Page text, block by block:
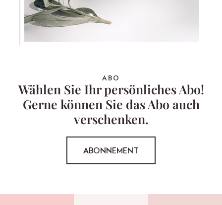
ABO
Wählen Sie Ihr persönliches Abo!
Gerne können Sie das Abo auch
verschenken.
ABONNEMENT